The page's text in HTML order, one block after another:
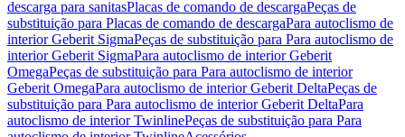
descarga para sanitasPlacas de comando de descargaPeças de
substituição para Placas de comando de descargaPara autoclismo de
interior Geberit SigmaPeças de substituição para Para autoclismo de
interior Geberit SigmaPara autoclismo de interior Geberit
OmegaPeças de substituição para Para autoclismo de interior
Geberit OmegaPara autoclismo de interior Geberit DeltaPeças de
substituição para Para autoclismo de interior Geberit DeltaPara
autoclismo de interior TwinlinePeças de substituição para Para